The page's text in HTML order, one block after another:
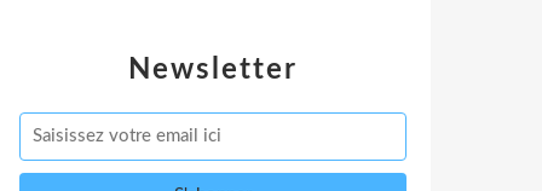
Newsletter